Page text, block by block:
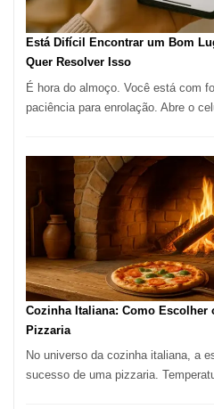
Está Difícil Encontrar um Bom
Quer Resolver Isso
É hora do almoço. Você está com
paciência para enrolação. Abre o
Cozinha Italiana: Como Escolher
Pizzaria
No universo da cozinha italiana, a
sucesso de uma pizzaria.